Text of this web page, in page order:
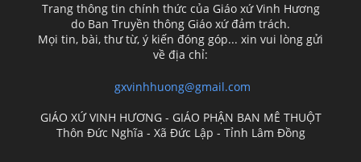
Trang thông tin chính thức của Giáo xứ Vinh Hương
do Ban Truyền thông Giáo xứ đảm trách.
Mọi tin, bài, thư từ, ý kiến đóng góp... xin vui lòng gửi
về địa chỉ:
gxvinhhuong@gmail.com
GIÁO XỨ VINH HƯƠNG - GIÁO PHẬN BAN MÊ THUỘT
Thôn Đức Nghĩa - Xã Đức Lập - Tỉnh Lâm Đồng